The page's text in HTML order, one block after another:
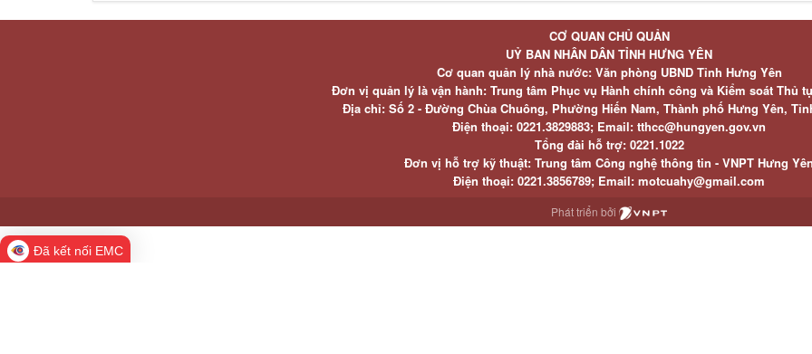
CƠ QUAN CHỦ QUẢN
UỶ BAN NHÂN DÂN TỈNH HƯNG YÊN
Cơ quan quản lý nhà nước: Văn phòng UBND Tỉnh Hưng Yên
Đơn vị quản lý là vận hành: Trung tâm Phục vụ Hành chính công và Kiểm soát Thủ
Địa chỉ: Số 2 - Đường Chùa Chuông, Phường Hiến Nam, Thành phố Hưng Yên,
Điện thoại: 0221.3829883; Email: tthcc@hungyen.gov.vn
Tổng đài hỗ trợ: 0221.1022
Đơn vị hỗ trợ kỹ thuật: Trung tâm Công nghệ thông tin - VNPT Hưng Yên
Điện thoại: 0221.3856789; Email: motcuahy@gmail.com
Phát triển bởi
Đã kết nối EMC